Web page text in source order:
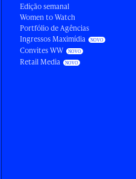
Edição semanal
Women to Watch
Portfólio de Agências
Ingressos Maximídia
Convites WW
Retail Media